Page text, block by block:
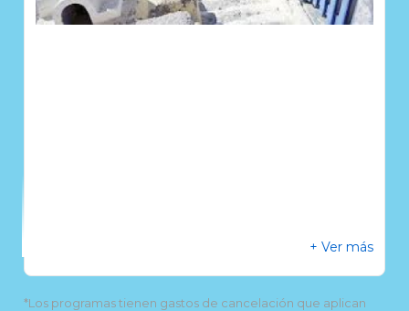
+ Ver más
*Los programas tienen gastos de cancelación que aplican